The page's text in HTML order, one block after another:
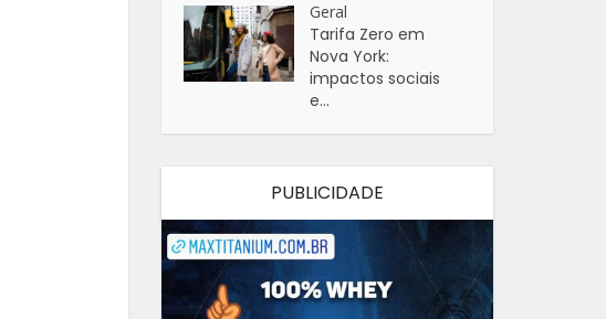
Geral
Tarifa Zero em
Nova York:
impactos sociais
e...
PUBLICIDADE